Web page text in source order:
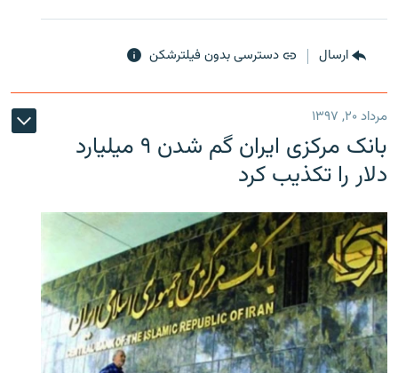
ارسال دسترسی بدون فیلترشکن
مرداد ۲۰, ۱۳۹۷
بانک مرکزی ایران گم شدن ۹ میلیارد
دلار را تکذیب کرد